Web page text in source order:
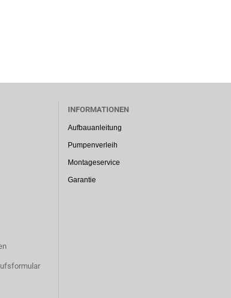
INFORMATIONEN
Aufbauanleitung
Pumpenverleih
Montageservice
Garantie